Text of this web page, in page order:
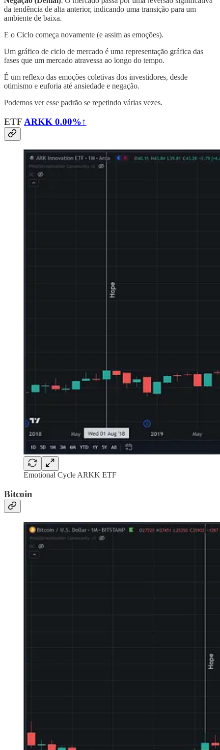
da tendência de alta anterior, indicando uma transição para um
ambiente de baixa.
E o Ciclo começa novamente (e assim as emoções).
Um gráfico de ciclo de mercado é uma representação gráfica das
fases que um mercado atravessa ao longo do tempo.
É um reflexo das emoções coletivas dos investidores, desde
otimismo e euforia até ansiedade e negação.
Podemos ver esse padrão se repetindo várias vezes.
ETF ARKK 0.00%↑
Emotional Cycle ARKK ETF
Bitcoin